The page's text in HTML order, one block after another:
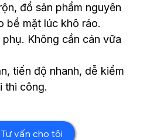
đổ sản phẩm nguyên
bề mặt lúc khô ráo.
Không cần cán vữa
tiến độ nhanh, dễ kiểm
thi công.
Tư vấn cho tôi